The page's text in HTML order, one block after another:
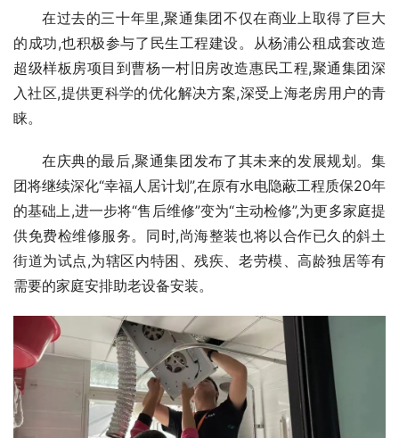
在过去的三十年里,聚通集团不仅在商业上取得了巨大
的成功,也积极参与了民生工程建设。从杨浦公租成套改造
超级样板房项目到曹杨一村旧房改造惠民工程,聚通集团深
入社区,提供更科学的优化解决方案,深受上海老房用户的青
睐。
在庆典的最后,聚通集团发布了其未来的发展规划。集
团将继续深化“幸福人居计划”,在原有水电隐蔽工程质保20年
的基础上,进一步将“售后维修”变为“主动检修”,为更多家庭提
供免费检维修服务。同时,尚海整装也将以合作已久的斜土
街道为试点,为辖区内特困、残疾、老劳模、高龄独居等有
需要的家庭安排助老设备安装。